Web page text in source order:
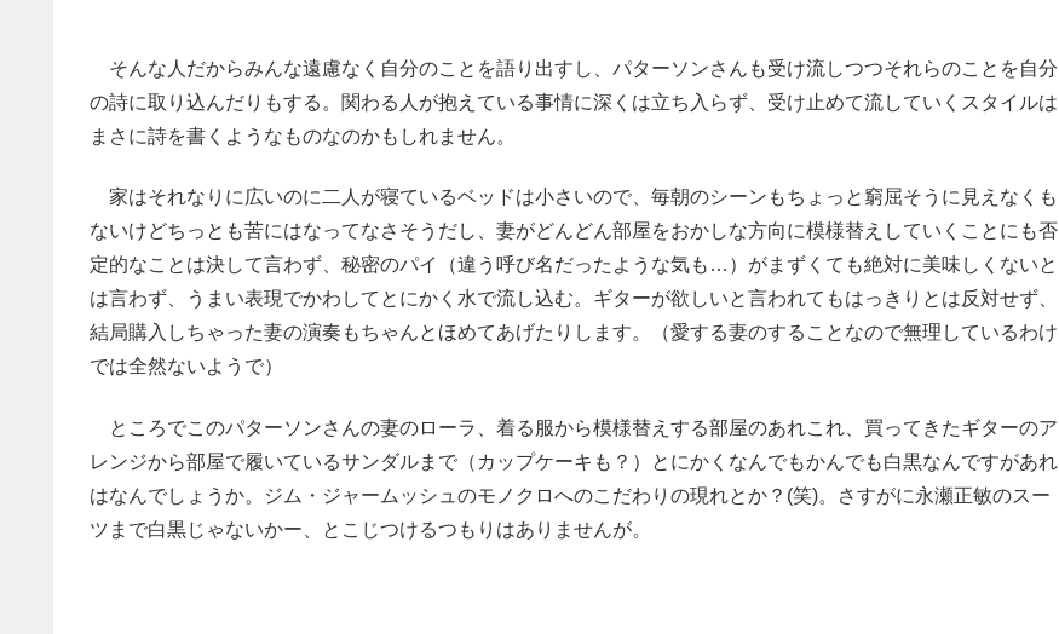
そんな人だからみんな遠慮なく自分のことを語り出すし、パターソンさんも受け流しつつそれらのことを自分
の詩に取り込んだりもする。関わる人が抱えている事情に深くは立ち入らず、受け止めて流していくスタイルは
まさに詩を書くようなものなのかもしれません。
家はそれなりに広いのに二人が寝ているベッドは小さいので、毎朝のシーンもちょっと窮屈そうに見えなくも
ないけどちっとも苦にはなってなさそうだし、妻がどんどん部屋をおかしな方向に模様替えしていくことにも否
定的なことは決して言わず、秘密のパイ（違う呼び名だったような気も…）がまずくても絶対に美味しくないと
は言わず、うまい表現でかわしてとにかく水で流し込む。ギターが欲しいと言われてもはっきりとは反対せず、
結局購入しちゃった妻の演奏もちゃんとほめてあげたりします。（愛する妻のすることなので無理しているわけ
では全然ないようで）
ところでこのパターソンさんの妻のローラ、着る服から模様替えする部屋のあれこれ、買ってきたギターのア
レンジから部屋で履いているサンダルまで（カップケーキも？）とにかくなんでもかんでも白黒なんですがあれ
はなんでしょうか。ジム・ジャームッシュのモノクロへのこだわりの現れとか？(笑)。さすがに永瀬正敏のスー
ツまで白黒じゃないかー、とこじつけるつもりはありませんが。